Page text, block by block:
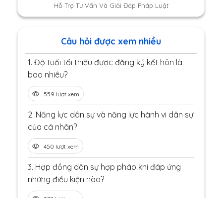
Hỗ Trợ Tư Vấn Và Giải Đáp Pháp Luật
Câu hỏi được xem nhiều
1. Độ tuổi tối thiểu được đăng ký kết hôn là
bao nhiêu?
559 lượt xem
2. Năng lực dân sự và năng lực hành vi dân sự
của cá nhân?
450 lượt xem
3. Hợp đồng dân sự hợp pháp khi đáp ứng
những điều kiện nào?